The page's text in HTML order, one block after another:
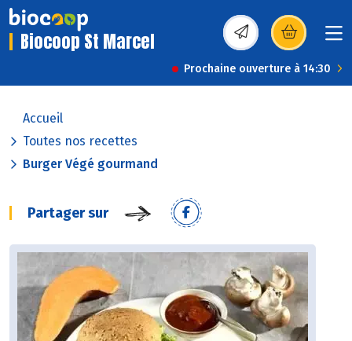
Biocoop St Marcel (s’ouvre dans une
Prochaine ouverture à 14:30
Accueil
Toutes nos recettes
Burger Végé gourmand
Partager sur